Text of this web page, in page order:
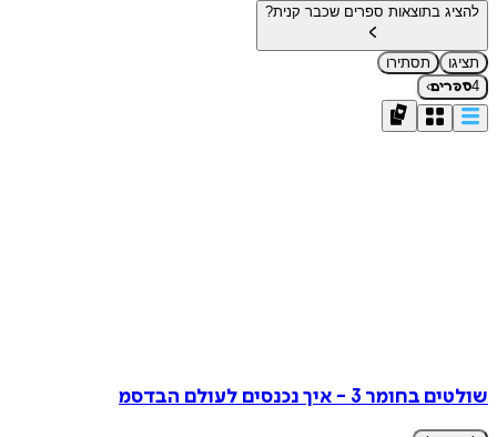
להציג בתוצאות ספרים שכבר קנית?
תציגו
תסתירו
4ספרים›
שולטים בחומר 3 - איך נכנסים לעולם הבדסמ